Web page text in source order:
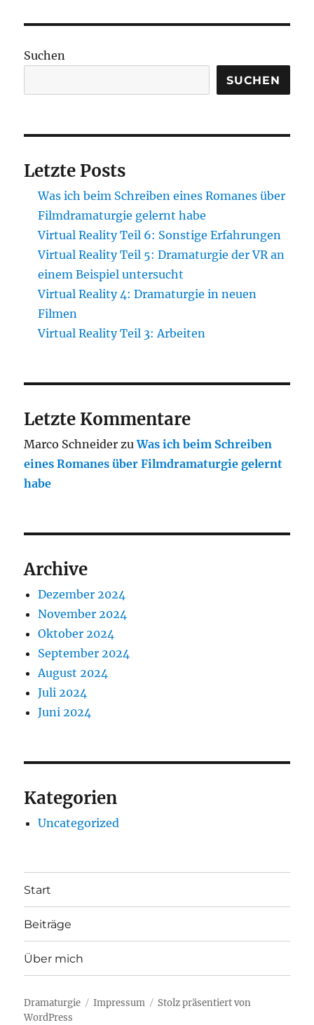
Suchen
SUCHEN
Letzte Posts
Was ich beim Schreiben eines Romanes über
Filmdramaturgie gelernt habe
Virtual Reality Teil 6: Sonstige Erfahrungen
Virtual Reality Teil 5: Dramaturgie der VR an
einem Beispiel untersucht
Virtual Reality 4: Dramaturgie in neuen
Filmen
Virtual Reality Teil 3: Arbeiten
Letzte Kommentare
Marco Schneider zuWas ich beim Schreiben
eines Romanes über Filmdramaturgie gelernt
habe
Archive
Dezember 2024
November 2024
Oktober 2024
September 2024
August 2024
Juli 2024
Juni 2024
Kategorien
Uncategorized
Start
Beiträge
Über mich
Dramaturgie Impressum
Stolz präsentiert von
WordPress